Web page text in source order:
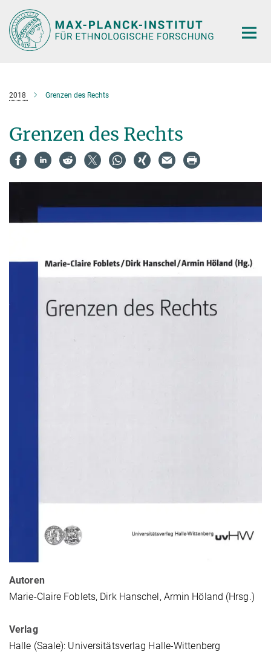
Hauptinhalt
2018 Grenzen des Rechts
Grenzen des Rechts
Autoren
Marie-Claire Foblets, Dirk Hanschel, Armin Höland (Hrsg.)
Verlag
Halle (Saale): Universitätsverlag Halle-Wittenberg